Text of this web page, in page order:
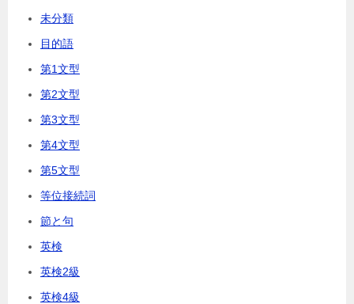
未分類
目的語
第1文型
第2文型
第3文型
第4文型
第5文型
等位接続詞
節と句
英検
英検2級
英検4級